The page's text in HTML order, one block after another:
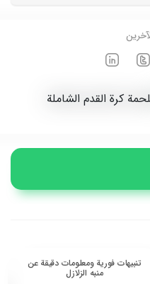
تنبيهات فورية ومعلومات دقيقة عن
منبه الزلازل